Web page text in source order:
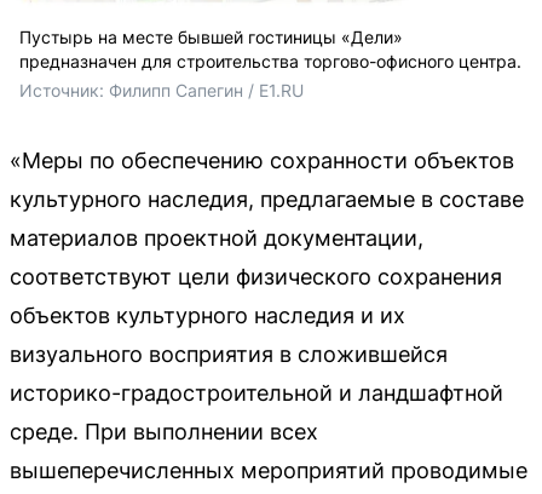
Пустырь на месте бывшей гостиницы «Дели»
предназначен для строительства торгово-офисного центра.
Источник: Филипп Сапегин / E1.RU
«Меры по обеспечению сохранности объектов
культурного наследия, предлагаемые в составе
материалов проектной документации,
соответствуют цели физического сохранения
объектов культурного наследия и их
визуального восприятия в сложившейся
историко-градостроительной и ландшафтной
среде. При выполнении всех
вышеперечисленных мероприятий проводимые